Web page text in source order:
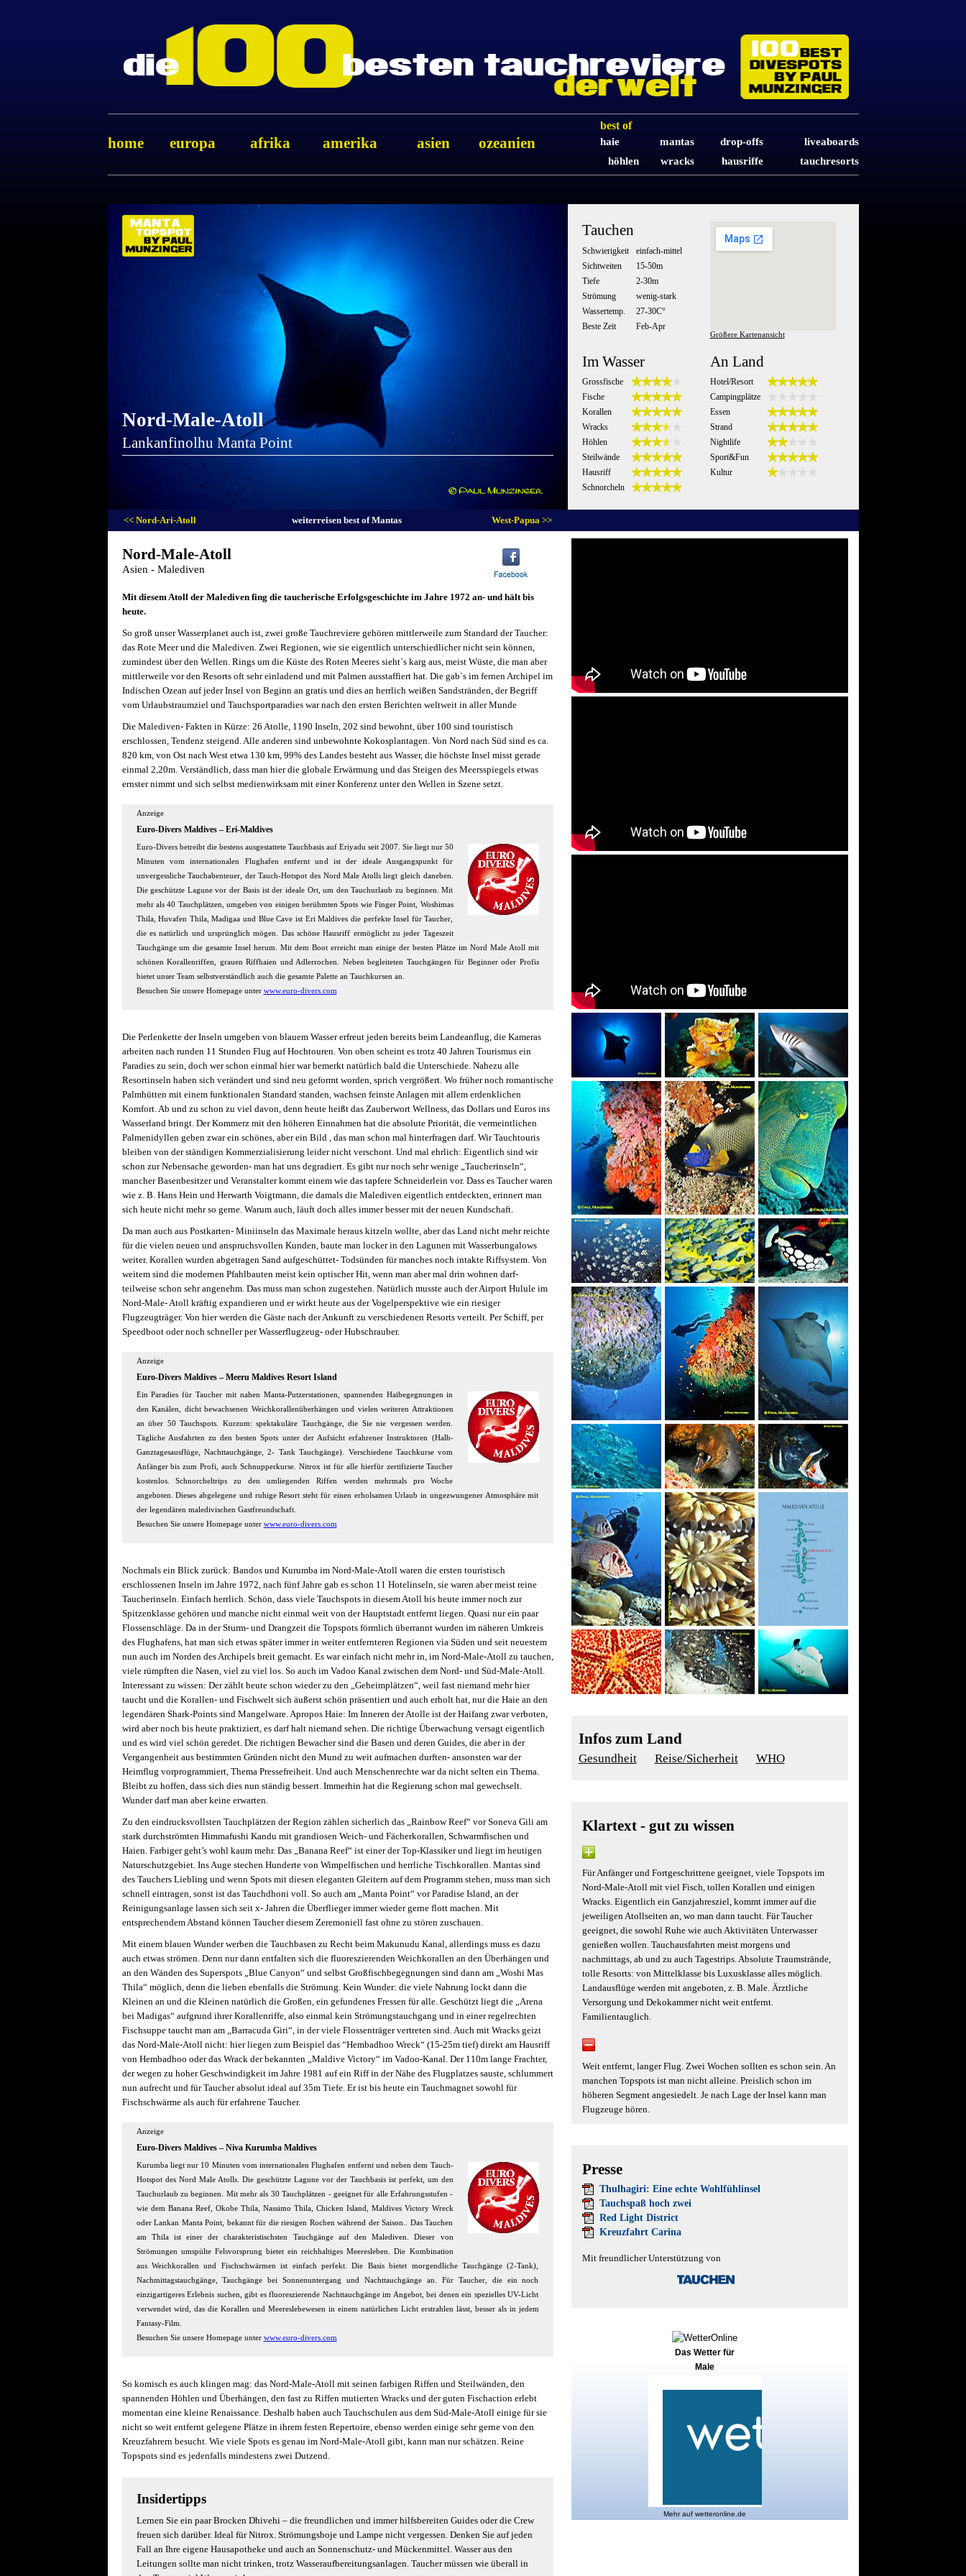
home europa afrika amerika asien ozeanien
best of
haie mantas drop-offs
liveaboards
höhlen
wracks hausriffe tauchresorts
Nord-Male-Atoll
Lankanfinolhu Manta Point
Tauchen
Größere Kartenansicht
Schwierigkeit
einfach-mittel
Sichtweiten
15-50m
Tiefe
2-30m
Strömung
wenig-stark
Wassertemp.
27-30C°
Beste Zeit
Feb-Apr
Im Wasser An Land
Grossfische
Fische
Korallen
Wracks
Höhlen
Steilwände
Hausriff
Schnorcheln
Hotel/Resort
Campingplätze
Essen
Strand
Nightlife
Sport&Fun
Kultur
<< Nord-Ari-Atoll weiterreisen best of Mantas West-Papua >>
Nord-Male-Atoll
Asien - Malediven
Mit diesem Atoll der Malediven fing die taucherische Erfolgsgeschichte im Jahre 1972 an- und hält bis
heute.
So groß unser Wasserplanet auch ist, zwei große Tauchreviere gehören mittlerweile zum Standard der Taucher:
das Rote Meer und die Malediven. Zwei Regionen, wie sie eigentlich unterschiedlicher nicht sein können,
zumindest über den Wellen. Rings um die Küste des Roten Meeres sieht`s karg aus, meist Wüste, die man aber
mittlerweile vor den Resorts oft sehr einladend und mit Palmen ausstaffiert hat. Die gab`s im fernen Archipel im
Indischen Ozean auf jeder Insel von Beginn an gratis und dies an herrlich weißen Sandstränden, der Begriff
vom Urlaubstraumziel und Tauchsportparadies war nach den ersten Berichten weltweit in aller Munde
Die Malediven- Fakten in Kürze: 26 Atolle, 1190 Inseln, 202 sind bewohnt, über 100 sind touristisch
erschlossen, Tendenz steigend. Alle anderen sind unbewohnte Kokosplantagen. Von Nord nach Süd sind es ca.
820 km, von Ost nach West etwa 130 km, 99% des Landes besteht aus Wasser, die höchste Insel misst gerade
einmal 2,20m. Verständlich, dass man hier die globale Erwärmung und das Steigen des Meersspiegels etwas
ernster nimmt und sich selbst medienwirksam mit einer Konferenz unter den Wellen in Szene setzt.
Anzeige
Euro-Divers Maldives – Eri-Maldives
Euro-Divers betreibt die bestens ausgestattete Tauchbasis auf Eriyadu seit 2007. Sie liegt nur 50
Minuten vom internationalen Flughafen entfernt und ist der ideale Ausgangspunkt für
unvergessliche Tauchabenteuer, der Tauch-Hotspot des Nord Male Atolls liegt gleich daneben.
Die geschützte Lagune vor der Basis ist der ideale Ort, um den Tauchurlaub zu beginnen. Mit
mehr als 40 Tauchplätzen, umgeben von einigen berühmten Spots wie Finger Point, Woshimas
Thila, Huvafen Thila, Madigaa und Blue Cave ist Eri Maldives die perfekte Insel für Taucher,
die es natürlich und ursprünglich mögen. Das schöne Hausriff ermöglicht zu jeder Tageszeit
Tauchgänge um die gesamte Insel herum. Mit dem Boot erreicht man einige der besten Plätze im Nord Male Atoll mit
schönen Korallenriffen, grauen Riffhaien und Adlerrochen. Neben begleiteten Tauchgängen für Beginner oder Profis
bietet unser Team selbstverständlich auch die gesamte Palette an Tauchkursen an.
Besuchen Sie unsere Homepage unter www.euro-divers.com
Die Perlenkette der Inseln umgeben von blauem Wasser erfreut jeden bereits beim Landeanflug, die Kameras
arbeiten nach runden 11 Stunden Flug auf Hochtouren. Von oben scheint es trotz 40 Jahren Tourismus ein
Paradies zu sein, doch wer schon einmal hier war bemerkt natürlich bald die Unterschiede. Nahezu alle
Resortinseln haben sich verändert und sind neu geformt worden, sprich vergrößert. Wo früher noch romantische
Palmhütten mit einem funktionalen Standard standen, wachsen feinste Anlagen mit allem erdenklichen
Komfort. Ab und zu schon zu viel davon, denn heute heißt das Zauberwort Wellness, das Dollars und Euros ins
Wasserland bringt. Der Kommerz mit den höheren Einnahmen hat die absolute Priorität, die vermeintlichen
Palmenidyllen geben zwar ein schönes, aber ein Bild , das man schon mal hinterfragen darf. Wir Tauchtouris
bleiben von der ständigen Kommerzialisierung leider nicht verschont. Und mal ehrlich: Eigentlich sind wir
schon zur Nebensache geworden- man hat uns degradiert. Es gibt nur noch sehr wenige „Taucherinseln“,
mancher Basenbesitzer und Veranstalter kommt einem wie das tapfere Schneiderlein vor. Dass es Taucher waren
wie z. B. Hans Hein und Herwarth Voigtmann, die damals die Malediven eigentlich entdeckten, erinnert man
sich heute nicht mehr so gerne. Warum auch, läuft doch alles immer besser mit der neuen Kundschaft.
Da man auch aus Postkarten- Miniinseln das Maximale heraus kitzeln wollte, aber das Land nicht mehr reichte
für die vielen neuen und anspruchsvollen Kunden, baute man locker in den Lagunen mit Wasserbungalows
weiter. Korallen wurden abgetragen Sand aufgeschüttet- Todsünden für manches noch intakte Riffsystem. Von
weitem sind die modernen Pfahlbauten meist kein optischer Hit, wenn man aber mal drin wohnen darf-
teilweise schon sehr angenehm. Das muss man schon zugestehen. Natürlich musste auch der Airport Hulule im
Nord-Male- Atoll kräftig expandieren und er wirkt heute aus der Vogelperspektive wie ein riesiger
Flugzeugträger. Von hier werden die Gäste nach der Ankunft zu verschiedenen Resorts verteilt. Per Schiff, per
Speedboot oder noch schneller per Wasserflugzeug- oder Hubschrauber.
Anzeige
Euro-Divers Maldives – Meeru Maldives Resort Island
Ein Paradies für Taucher mit nahen Manta-­Putzerstationen, spannenden Haibegegnungen in
den Kanälen, dicht bewachsenen Weichkorallenüberhängen und vielen weiteren Attraktionen
an über 50 Tauchspots. Kurzum: spektakuläre Tauchgänge, die Sie nie vergessen werden.
Tägliche Ausfahrten zu den besten Spots unter der Aufsicht erfahrener Instruktoren (Halb-
Ganztagesausflüge, Nachttauchgänge, 2- Tank Tauchgänge). Verschiedene Tauchkurse vom
Anfänger bis zum Profi, auch Schnupperkurse. Nitrox ist für alle hierfür zertifizierte Taucher
kostenlos. Schnorcheltrips zu den umliegenden Riffen werden mehrmals pro Woche
angeboten. Dieses abgelegene und ruhige Resort steht für einen erholsamen Urlaub in ungezwungener Atmosphäre mit
der legendären maledivischen Gastfreundschaft.
Besuchen Sie unsere Homepage unter www.euro-divers.com
Nochmals ein Blick zurück: Bandos und Kurumba im Nord-Male-Atoll waren die ersten touristisch
erschlossenen Inseln im Jahre 1972, nach fünf Jahre gab es schon 11 Hotelinseln, sie waren aber meist reine
Taucherinseln. Einfach herrlich. Schön, dass viele Tauchspots in diesem Atoll bis heute immer noch zur
Spitzenklasse gehören und manche nicht einmal weit von der Hauptstadt entfernt liegen. Quasi nur ein paar
Flossenschläge. Da in der Sturm- und Drangzeit die Topspots förmlich überrannt wurden im näheren Umkreis
des Flughafens, hat man sich etwas später immer in weiter entfernteren Regionen via Süden und seit neuestem
nun auch im Norden des Archipels breit gemacht. Es war einfach nicht mehr in, im Nord-Male-Atoll zu tauchen,
viele rümpften die Nasen, viel zu viel los. So auch im Vadoo Kanal zwischen dem Nord- und Süd-Male-Atoll.
Interessant zu wissen: Der zählt heute schon wieder zu den „Geheimplätzen“, weil fast niemand mehr hier
taucht und die Korallen- und Fischwelt sich äußerst schön präsentiert und auch erholt hat, nur die Haie an den
legendären Shark-Points sind Mangelware. Apropos Haie: Im Inneren der Atolle ist der Haifang zwar verboten,
wird aber noch bis heute praktiziert, es darf halt niemand sehen. Die richtige Überwachung versagt eigentlich
und es wird viel schön geredet. Die richtigen Bewacher sind die Basen und deren Guides, die aber in der
Vergangenheit aus bestimmten Gründen nicht den Mund zu weit aufmachen durften- ansonsten war der
Heimflug vorprogrammiert, Thema Pressefreiheit. Und auch Menschenrechte war da nicht selten ein Thema.
Bleibt zu hoffen, dass sich dies nun ständig bessert. Immerhin hat die Regierung schon mal gewechselt.
Wunder darf man aber keine erwarten.
Zu den eindrucksvollsten Tauchplätzen der Region zählen sicherlich das „Rainbow Reef“ vor Soneva Gili am
stark durchströmten Himmafushi Kandu mit grandiosen Weich- und Fächerkorallen, Schwarmfischen und
Haien. Farbiger geht’s wohl kaum mehr. Das „Banana Reef“ ist einer der Top-Klassiker und liegt im heutigen
Naturschutzgebiet. Ins Auge stechen Hunderte von Wimpelfischen und herrliche Tischkorallen. Mantas sind
des Tauchers Liebling und wenn Spots mit diesen eleganten Gleitern auf dem Programm stehen, muss man sich
schnell eintragen, sonst ist das Tauchdhoni voll. So auch am „Manta Point“ vor Paradise Island, an der
Reinigungsanlage lassen sich seit x- Jahren die Überflieger immer wieder gerne flott machen. Mit
entsprechendem Abstand können Taucher diesem Zeremoniell fast ohne zu stören zuschauen.
Mit einem blauen Wunder werben die Tauchbasen zu Recht beim Makunudu Kanal, allerdings muss es dazu
auch etwas strömen. Denn nur dann entfalten sich die fluoreszierenden Weichkorallen an den Überhängen und
an den Wänden des Superspots „Blue Canyon“ und selbst Großfischbegegnungen sind dann am „Woshi Mas
Thila“ möglich, denn die lieben ebenfalls die Strömung. Kein Wunder: die viele Nahrung lockt dann die
Kleinen an und die Kleinen natürlich die Großen, ein gefundenes Fressen für alle. Geschützt liegt die „Arena
bei Madigas“ aufgrund ihrer Korallenriffe, also einmal kein Strömungstauchgang und in einer regelrechten
Fischsuppe taucht man am „Barracuda Giri“, in der viele Flossenträger vertreten sind. Auch mit Wracks geizt
das Nord-Male-Atoll nicht: hier liegen zum Beispiel das “Hembadhoo Wreck“ (15-25m tief) direkt am Hausriff
von Hembadhoo oder das Wrack der bekannten „Maldive Victory“ im Vadoo-Kanal. Der 110m lange Frachter,
der wegen zu hoher Geschwindigkeit im Jahre 1981 auf ein Riff in der Nähe des Flugplatzes sauste, schlummert
nun aufrecht und für Taucher absolut ideal auf 35m Tiefe. Er ist bis heute ein Tauchmagnet sowohl für
Fischschwärme als auch für erfahrene Taucher.
Anzeige
Euro-Divers Maldives – Niva Kurumba Maldives
Kurumba liegt nur 10 Minuten vom internationalen Flughafen entfernt und neben dem Tauch-
Hotspot des Nord Male Atolls. Die geschützte Lagune vor der Tauchbasis ist perfekt, um den
Tauchurlaub zu beginnen. Mit mehr als 30 Tauchplätzen - geeignet für alle Erfahrungsstufen -
wie dem Banana Reef, Okobe Thila, Nassimo Thila, Chicken Island, Maldives Victory Wreck
oder Lankan Manta Point, bekannt für die riesigen Rochen während der Saison.. Das Tauchen
am Thila ist einer der charakteristischsten Tauchgänge auf den Malediven. Dieser von
Strömungen umspülte Felsvorsprung bietet ein reichhaltiges Meeresleben. Die Kombination
aus Weichkorallen und Fischschwärmen ist einfach perfekt. Die Basis bietet morgendliche Tauchgänge (2-Tank),
Nachmittagstauchgänge, Tauchgänge bei Sonnenuntergang und Nachttauchgänge an. Für Taucher, die ein noch
einzigartigeres Erlebnis suchen, gibt es fluoreszierende Nachttauchgänge im Angebot, bei denen ein spezielles UV-Licht
verwendet wird, das die Korallen und Meereslebewesen in einem natürlichen Licht erstrahlen lässt, besser als in jedem
Fantasy-Film.
Besuchen Sie unsere Homepage unter www.euro-divers.com
So komisch es auch klingen mag: das Nord-Male-Atoll mit seinen farbigen Riffen und Steilwänden, den
spannenden Höhlen und Überhängen, den fast zu Riffen mutierten Wracks und der guten Fischaction erlebt
momentan eine kleine Renaissance. Deshalb haben auch Tauchschulen aus dem Süd-Male-Atoll einige für sie
nicht so weit entfernt gelegene Plätze in ihrem festen Repertoire, ebenso werden einige sehr gerne von den
Kreuzfahrern besucht. Wie viele Spots es genau im Nord-Male-Atoll gibt, kann man nur schätzen. Reine
Topspots sind es jedenfalls mindestens zwei Dutzend.
Insidertipps
Lernen Sie ein paar Brocken Dhivehi – die freundlichen und immer hilfsbereiten Guides oder die Crew
freuen sich darüber. Ideal für Nitrox. Strömungsboje und Lampe nicht vergessen. Denken Sie auf jeden
Fall an Ihre eigene Hausapotheke und auch an Sonnenschutz- und Mückenmittel. Wasser aus den
Leitungen sollte man nicht trinken, trotz Wasseraufbereitungsanlagen. Taucher müssen wie überall in
Infos zum Land
Gesundheit Reise/Sicherheit WHO
Klartext - gut zu wissen
Für Anfänger und Fortgeschrittene geeignet, viele Topspots im
Nord-Male-Atoll mit viel Fisch, tollen Korallen und einigen
Wracks. Eigentlich ein Ganzjahresziel, kommt immer auf die
jeweiligen Atollseiten an, wo man dann taucht. Für Taucher
geeignet, die sowohl Ruhe wie auch Aktivitäten Unterwasser
genießen wollen. Tauchausfahrten meist morgens und
nachmittags, ab und zu auch Tagestrips. Absolute Traumstrände,
tolle Resorts: von Mittelklasse bis Luxusklasse alles möglich.
Landausflüge werden mit angeboten, z. B. Male. Ärztliche
Versorgung und Dekokammer nicht weit entfernt.
Familientauglich.
Weit entfernt, langer Flug. Zwei Wochen sollten es schon sein. An
manchen Topspots ist man nicht alleine. Preislich schon im
höheren Segment angesiedelt. Je nach Lage der Insel kann man
Flugzeuge hören.
Presse
Thulhagiri: Eine echte Wohlfühlinsel
Tauchspaß hoch zwei
Red Light District
Kreuzfahrt Carina
Mit freundlicher Unterstützung von
Das Wetter für
Male
Mehr auf wetteronline.de